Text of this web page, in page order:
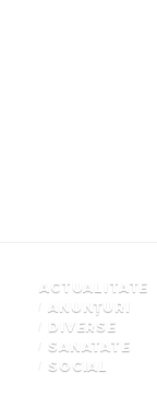
ACTUALITATE
ANUNȚURI
DIVERSE
SANATATE
SOCIAL